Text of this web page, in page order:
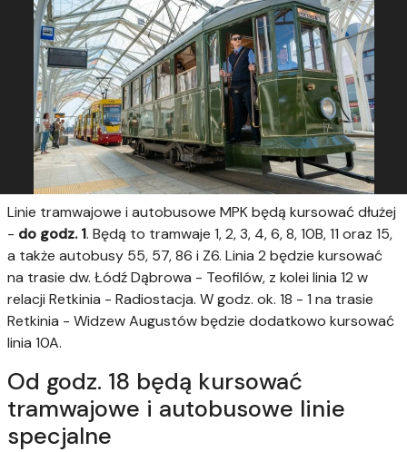
Linie tramwajowe i autobusowe MPK będą kursować dłużej
- do godz. 1. Będą to tramwaje 1, 2, 3, 4, 6, 8, 10B, 11 oraz 15,
a także autobusy 55, 57, 86 i Z6. Linia 2 będzie kursować
na trasie dw. Łódź Dąbrowa - Teofilów, z kolei linia 12 w
relacji Retkinia - Radiostacja. W godz. ok. 18 - 1 na trasie
Retkinia - Widzew Augustów będzie dodatkowo kursować
linia 10A.
Od godz. 18 będą kursować
tramwajowe i autobusowe linie
specjalne